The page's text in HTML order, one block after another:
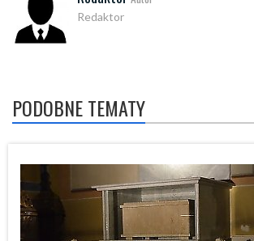
Redaktor
PODOBNE TEMATY